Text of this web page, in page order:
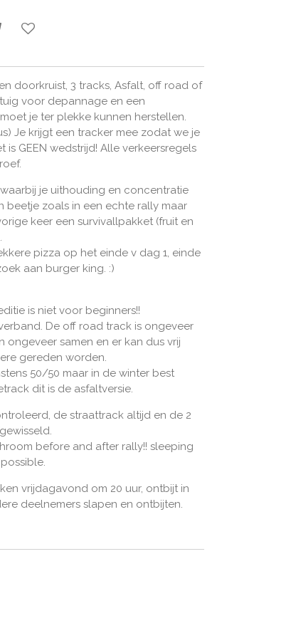
doorkruist, 3 tracks, Asfalt, off road of
voor depannage en een
je ter plekke kunnen herstellen.
Je krijgt een tracker mee zodat we je
GEEN wedstrijd! Alle verkeersregels
je uithouding en concentratie
zoals in een echte rally maar
keer een survivallpakket (fruit en
pizza op het einde v dag 1, einde
aan burger king. :)
is niet voor beginners!!
De off road track is ongeveer
ongeveer samen en er kan dus vrij
gereden worden.
50/50 maar in de winter best
dit is de asfaltversie.
de straattrack altijd en de 2
before and after rally!! sleeping
vrijdagavond om 20 uur, ontbijt in
deelnemers slapen en ontbijten.